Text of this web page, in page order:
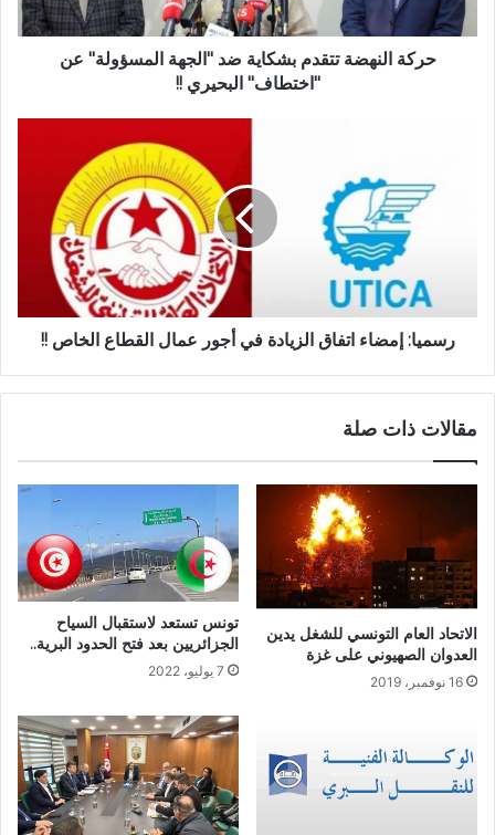
حركة النهضة تتقدم بشكاية ضد "الجهة المسؤولة" عن
"اختطاف" البحيري !!
رسميا: إمضاء اتفاق الزيادة في أجور عمال القطاع الخاص !!
مقالات ذات صلة
الاتحاد العام التونسي للشغل يدين
العدوان الصهيوني على غزة
16 نوفمبر، 2019
تونس تستعد لاستقبال السياح
الجزائريين بعد فتح الحدود البرية..
7 يوليو، 2022